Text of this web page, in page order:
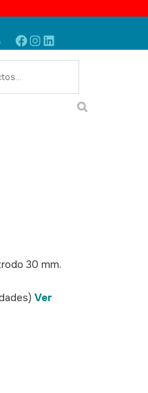
Facebook
Instagram
LinkedIn
30 mm.
Ver